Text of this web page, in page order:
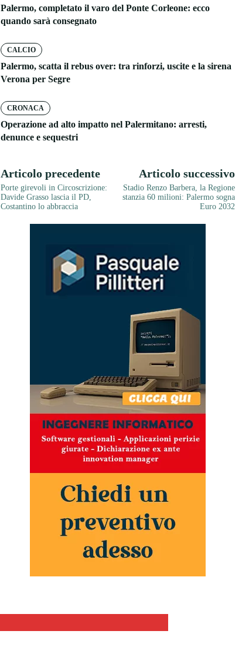
Palermo, completato il varo del Ponte Corleone: ecco
quando sarà consegnato
CALCIO
Palermo, scatta il rebus over: tra rinforzi, uscite e la sirena
Verona per Segre
CRONACA
Operazione ad alto impatto nel Palermitano: arresti,
denunce e sequestri
Articolo precedente
Porte girevoli in Circoscrizione:
Davide Grasso lascia il PD,
Costantino lo abbraccia
Articolo successivo
Stadio Renzo Barbera, la Regione
stanzia 60 milioni: Palermo sogna
Euro 2032